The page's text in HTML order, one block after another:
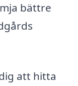
bättre
att hitta